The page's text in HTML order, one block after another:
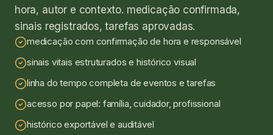
hora, autor e contexto. medicação confirmada,
sinais registrados, tarefas aprovadas.
medicação com confirmação de hora e responsável
sinais vitais estruturados e histórico visual
linha do tempo completa de eventos e tarefas
acesso por papel: família, cuidador, profissional
histórico exportável e auditável